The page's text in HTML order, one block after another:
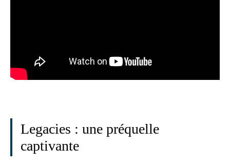
Legacies : une préquelle
captivante